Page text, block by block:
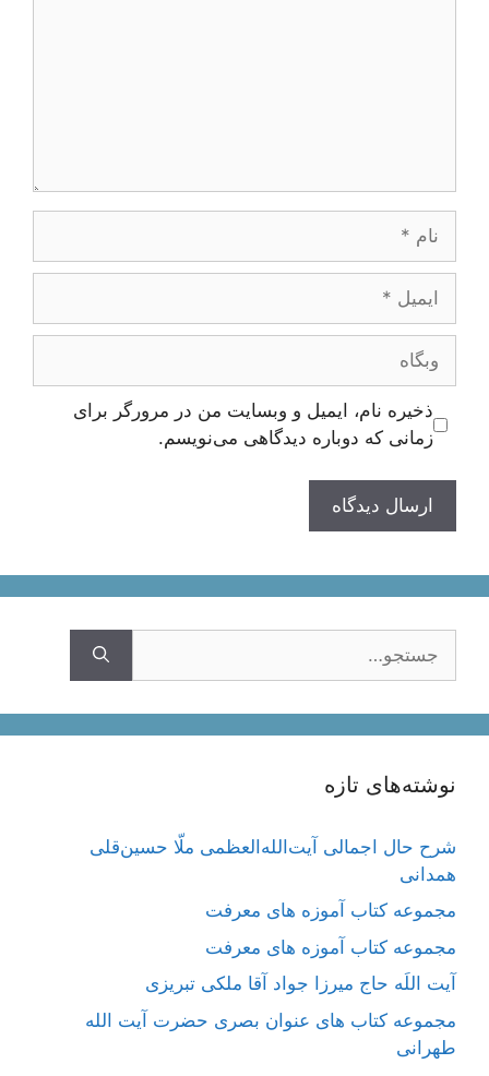
ایمیل
وبگاه
ذخیره نام، ایمیل و وبسایت من در مرورگر برای
زمانی که دوباره دیدگاهی می‌نویسم.
نوشته‌های تازه
شرح حال اجمالی آیت‌الله‌العظمی ملّا حسین‌قلی
همدانی
مجموعه کتاب آموزه های معرفت
مجموعه کتاب آموزه های معرفت
آیت اللَه حاج میرزا جواد آقا ملکی تبریزی
مجموعه کتاب های عنوان بصری حضرت آیت الله
طهرانی